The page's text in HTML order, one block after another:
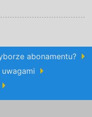
abonamentu?